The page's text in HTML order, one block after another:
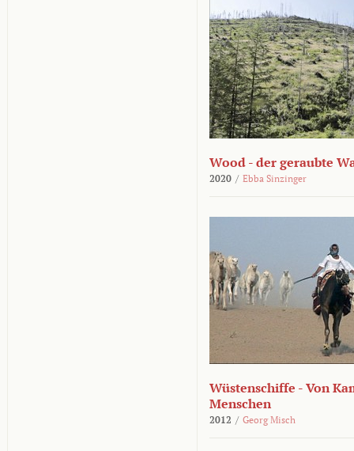
Wood - der geraubte
2020 / Ebba Sinzinger
Wüstenschiffe - Von
Menschen
2012 / Georg Misch